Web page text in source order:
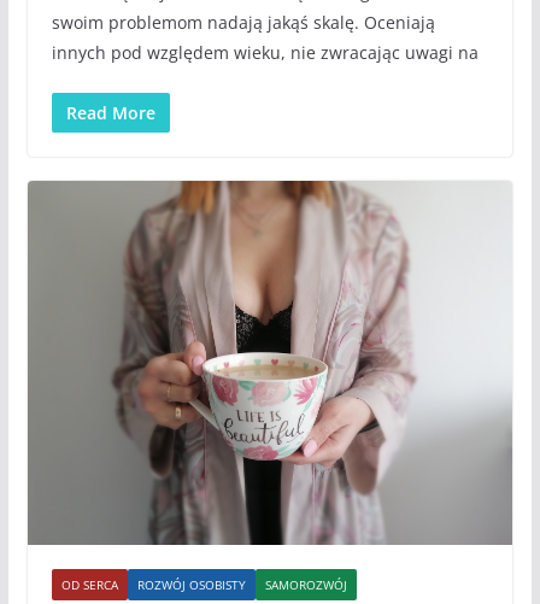
swoim problemom nadają jakąś skalę. Oceniają
innych pod względem wieku, nie zwracając uwagi na
Read More
OD SERCA ROZWÓJ OSOBISTY SAMOROZWÓJ